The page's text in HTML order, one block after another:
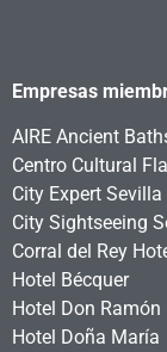
Empresas
AIRE Ancient
Centro Cultural
City Expert Sevilla
City Sightseeing
Corral del Rey
Hotel Bécquer
Hotel Don Ramón
Hotel Doña María